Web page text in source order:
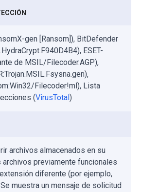
gen [Ransom]), BitDefender
ESET-
de MSIL/Filecoder.AGP),
Filecoder!ml), Lista
(VirusTotal )
archivos almacenados en su
archivos previamente funcionales
diferente (por ejemplo,
muestra un mensaje de solicitud